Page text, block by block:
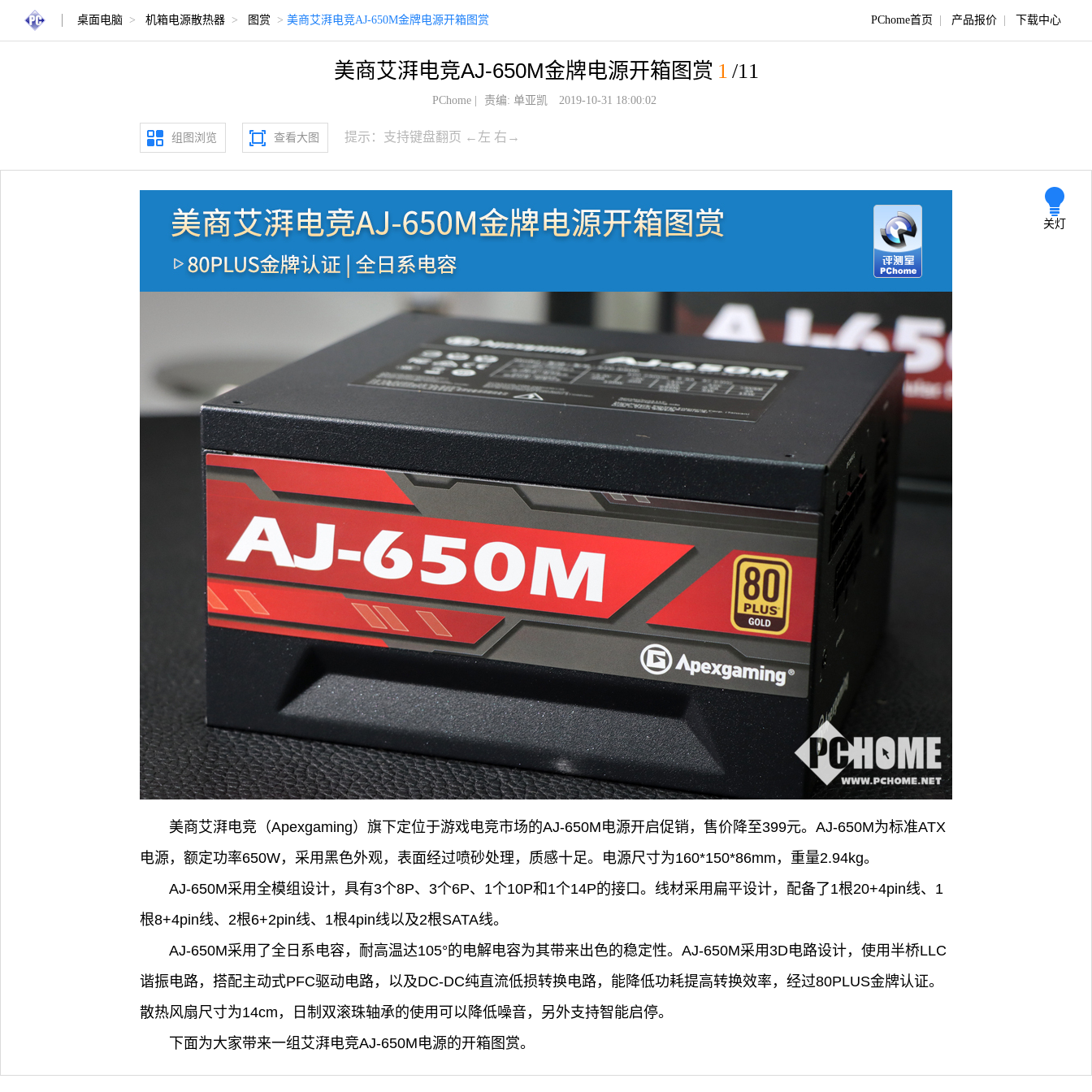
桌面电脑 > 机箱电源散热器 > 图赏 > 美商艾湃电竞AJ-650M金牌电源开箱图赏 PChome首页 产品报价 下载中心
美商艾湃电竞AJ-650M金牌电源开箱图赏 1 /11
PChome| 责编: 单亚凯 2019-10-31 18:00:02
组图浏览 查看大图 提示：支持键盘翻页 ←左 右→
关灯
美商艾湃电竞（Apexgaming）旗下定位于游戏电竞市场的AJ-650M电源开启促销，售价降至399元。AJ-650M为标准ATX
电源，额定功率650W，采用黑色外观，表面经过喷砂处理，质感十足。电源尺寸为160*150*86mm，重量2.94kg。
AJ-650M采用全模组设计，具有3个8P、3个6P、1个10P和1个14P的接口。线材采用扁平设计，配备了1根20+4pin线、1
根8+4pin线、2根6+2pin线、1根4pin线以及2根SATA线。
AJ-650M采用了全日系电容，耐高温达105°的电解电容为其带来出色的稳定性。AJ-650M采用3D电路设计，使用半桥LLC
谐振电路，搭配主动式PFC驱动电路，以及DC-DC纯直流低损转换电路，能降低功耗提高转换效率，经过80PLUS金牌认证。
散热风扇尺寸为14cm，日制双滚珠轴承的使用可以降低噪音，另外支持智能启停。
下面为大家带来一组艾湃电竞AJ-650M电源的开箱图赏。